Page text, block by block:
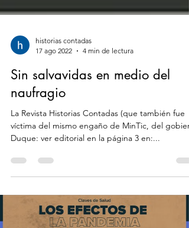
17 ago 2022
4 min de lectura
Sin salvavidas en medio del
naufragio
La Revista Historias Contadas (que también fue
Duque: ver editorial en la página 3 en:...